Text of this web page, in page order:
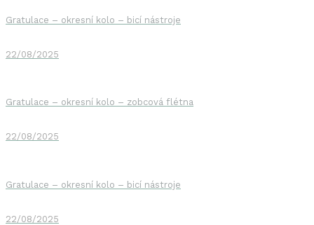
Gratulace – okresní kolo – bicí nástroje
22/08/2025
Gratulace – okresní kolo – zobcová flétna
22/08/2025
Gratulace – okresní kolo – bicí nástroje
22/08/2025